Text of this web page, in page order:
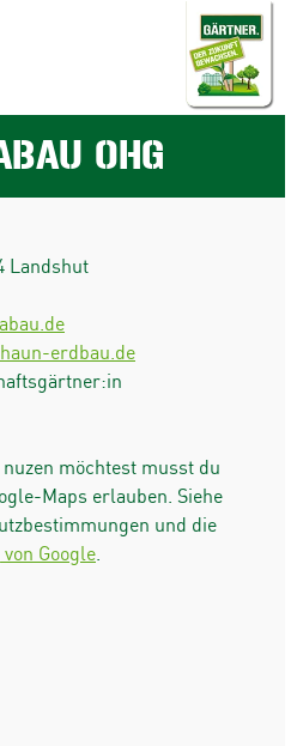
OHG
Landshut
erdbau.de
möchtest musst du
Maps erlauben. Siehe
und die
Google.